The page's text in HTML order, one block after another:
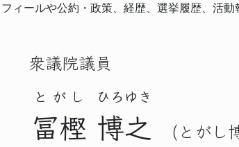
ールや公約・政策、経歴、選挙履歴、活動
衆議院議員
冨樫
とがし
博之
ひろゆき
(とがし